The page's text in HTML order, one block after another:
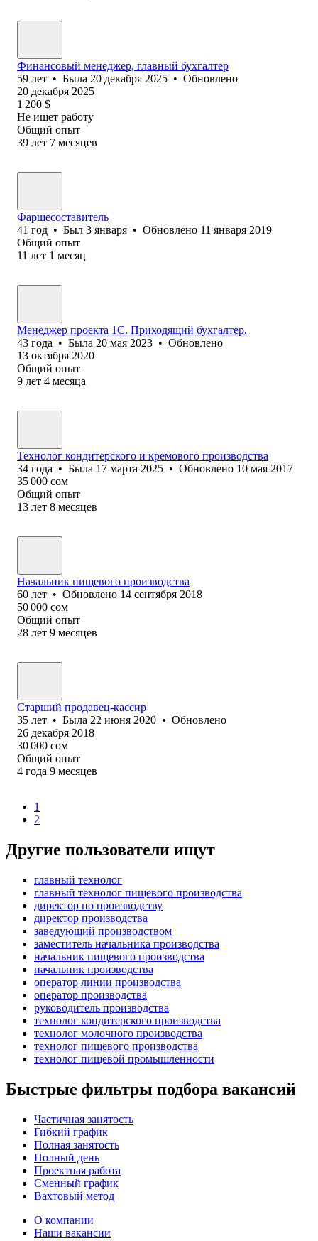
Финансовый менеджер, главный бухгалтер
59 лет • Была 20 декабря 2025 • Обновлено
20 декабря 2025
1 200 $
Не ищет работу
Общий опыт
39 лет 7 месяцев
Фаршесоставитель
41 год • Был 3 января • Обновлено 11 января 2019
Общий опыт
11 лет 1 месяц
Менеджер проекта 1С. Приходящий бухгалтер.
43 года • Была 20 мая 2023 • Обновлено
13 октября 2020
Общий опыт
9 лет 4 месяца
Технолог кондитерского и кремового производства
34 года • Была 17 марта 2025 • Обновлено 10 мая 2017
35 000 сом
Общий опыт
13 лет 8 месяцев
Начальник пищевого производства
60 лет • Обновлено 14 сентября 2018
50 000 сом
Общий опыт
28 лет 9 месяцев
Старший продавец-кассир
35 лет • Была 22 июня 2020 • Обновлено
26 декабря 2018
30 000 сом
Общий опыт
4 года 9 месяцев
1
2
Другие пользователи ищут
главный технолог
главный технолог пищевого производства
директор по производству
директор производства
заведующий производством
заместитель начальника производства
начальник пищевого производства
начальник производства
оператор линии производства
оператор производства
руководитель производства
технолог кондитерского производства
технолог молочного производства
технолог пищевого производства
технолог пищевой промышленности
Быстрые фильтры подбора вакансий
Частичная занятость
Гибкий график
Полная занятость
Полный день
Проектная работа
Сменный график
Вахтовый метод
О компании
Наши вакансии